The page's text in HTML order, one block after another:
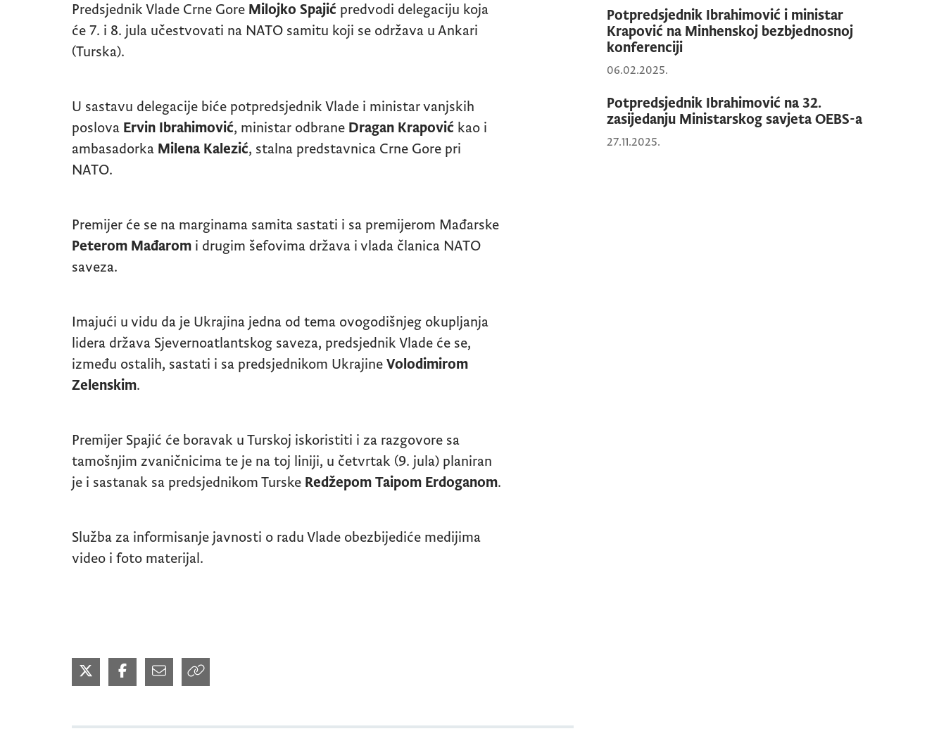
Predsjednik Vlade Crne Gore Milojko Spajić predvodi delegaciju koja
će 7. i 8. jula učestvovati na NATO samitu koji se održava u Ankari
(Turska).
U sastavu delegacije biće potpredsjednik Vlade i ministar vanjskih
poslova Ervin Ibrahimović, ministar odbrane Dragan Krapović kao i
ambasadorka Milena Kalezić, stalna predstavnica Crne Gore pri
NATO.
Premijer će se na marginama samita sastati i sa premijerom Mađarske
Peterom Mađarom i drugim šefovima država i vlada članica NATO
saveza.
Imajući u vidu da je Ukrajina jedna od tema ovogodišnjeg okupljanja
lidera država Sjevernoatlantskog saveza, predsjednik Vlade će se,
između ostalih, sastati i sa predsjednikom Ukrajine Volodimirom
Zelenskim.
Premijer Spajić će boravak u Turskoj iskoristiti i za razgovore sa
tamošnjim zvaničnicima te je na toj liniji, u četvrtak (9. jula) planiran
je i sastanak sa predsjednikom Turske Redžepom Taipom Erdoganom.
Služba za informisanje javnosti o radu Vlade obezbijediće medijima
video i foto materijal.
Potpredsjednik Ibrahimović i ministar
Krapović na Minhenskoj bezbjednosnoj
konferenciji
06.02.2025.
Potpredsjednik Ibrahimović na 32.
zasijedanju Ministarskog savjeta OEBS-a
27.11.2025.